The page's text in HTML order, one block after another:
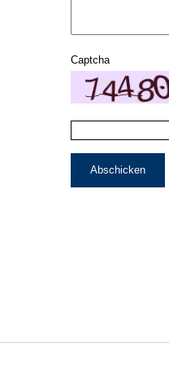
Captcha
Abschicken